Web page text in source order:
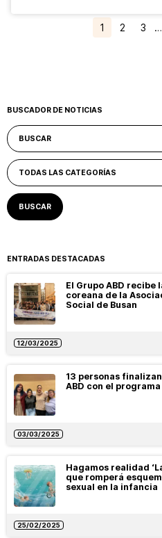
1 2 3 …
BUSCADOR DE NOTICIAS
ENTRADAS DESTACADAS
El Grupo ABD
coreana de la
Social de Busan
12/03/2025
13 personas
ABD con el programa
03/03/2025
Hagamos realidad
que romperá
sexual en la infancia
25/02/2025